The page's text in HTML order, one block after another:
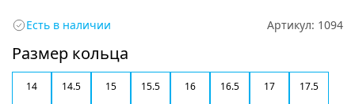
Есть в наличии Артикул: 1094
Размер кольца
14 14.5 15 15.5 16 16.5 17 17.5